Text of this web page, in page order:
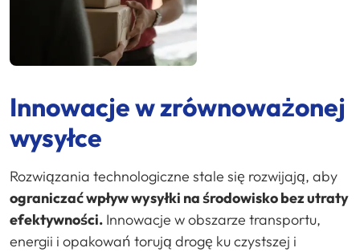
Innowacje w zrównoważonej
wysyłce
Rozwiązania technologiczne stale się rozwijają, aby
ograniczać wpływ wysyłki na środowisko bez utraty
efektywności. Innowacje w obszarze transportu,
energii i opakowań torują drogę ku czystszej i